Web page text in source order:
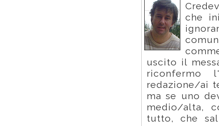
che
uscito il
riconfermo
redazione/ai
ma se uno
medio/alta,
tutto, che